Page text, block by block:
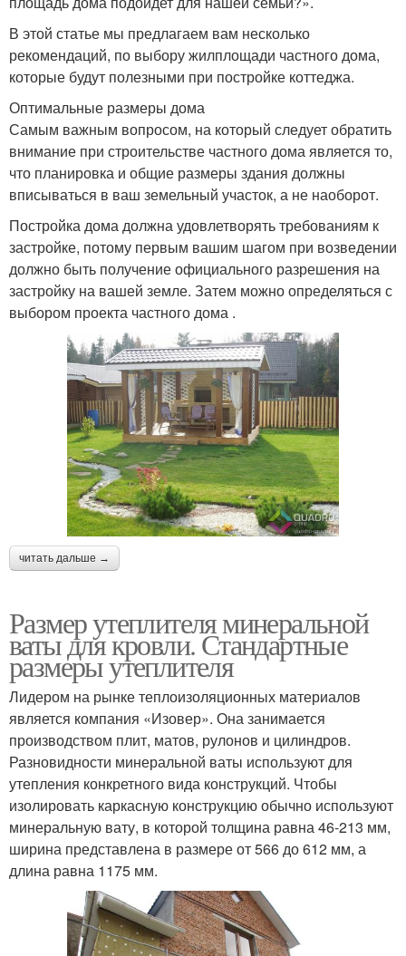
В этой статье мы предлагаем вам несколько
рекомендаций, по выбору жилплощади частного дома,
которые будут полезными при постройке коттеджа.
Оптимальные размеры дома
Самым важным вопросом, на который следует обратить
внимание при строительстве частного дома является то,
что планировка и общие размеры здания должны
вписываться в ваш земельный участок, а не наоборот.
Постройка дома должна удовлетворять требованиям к
застройке, потому первым вашим шагом при возведении
должно быть получение официального разрешения на
застройку на вашей земле. Затем можно определяться с
выбором проекта частного дома .
читать дальше →
Размер утеплителя минеральной
ваты для кровли. Стандартные
размеры утеплителя
Лидером на рынке теплоизоляционных материалов
является компания «Изовер». Она занимается
производством плит, матов, рулонов и цилиндров.
Разновидности минеральной ваты используют для
утепления конкретного вида конструкций. Чтобы
изолировать каркасную конструкцию обычно используют
минеральную вату, в которой толщина равна 46-213 мм,
ширина представлена в размере от 566 до 612 мм, а
длина равна 1175 мм.